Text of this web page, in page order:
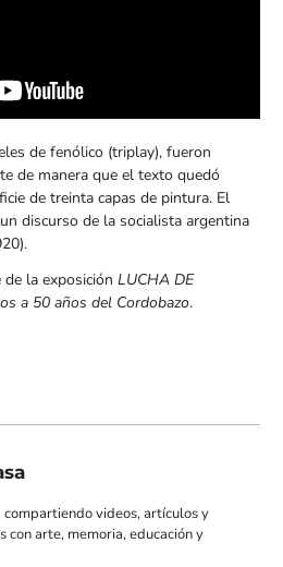
de fenólico (triplay), fueron
de manera que el texto quedó
de treinta capas de pintura. El
discurso de la socialista argentina
la exposición LUCHA DE
a 50 años del Cordobazo.
videos, artículos y
con arte, memoria, educación y